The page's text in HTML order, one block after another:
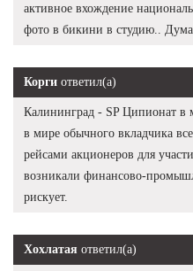
активное вхождение
фото в бикини в студию..
Корги ответил(а)
Калининград - SP Ципионат в
в мире обычного вкладчика
рейсами акционеров для
возникали финансово-
рискует.
Хохлатая ответил(а)